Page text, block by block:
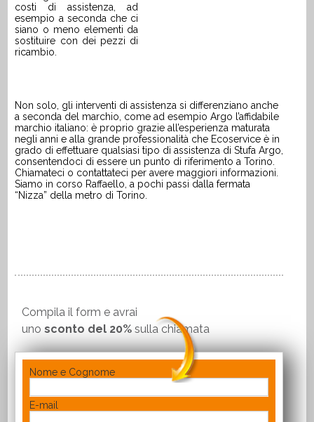
costi di assistenza, ad
esempio a seconda che ci
siano o meno elementi da
sostituire con dei pezzi di
ricambio.
Non solo, gli interventi di assistenza si differenziano anche
a seconda del marchio, come ad esempioArgo l’affidabile
marchio italiano: è proprio grazie all’esperienza maturata
negli anni e alla grande professionalità che Ecoservice è in
grado di effettuare qualsiasi tipo di assistenza diStufa Argo
consentendoci di essere un punto di riferimento a Torino.
Chiamateci o contattateci per avere maggiori informazioni.
Siamo in corso Raffaello, a pochi passi dalla fermata
“Nizza” della metro di Torino.
Compila il form e avrai
unosconto del 20% sulla chiamata
Nome e Cognome
E-mail